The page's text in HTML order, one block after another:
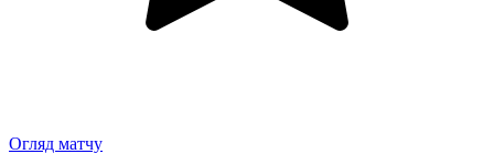
Огляд матчу